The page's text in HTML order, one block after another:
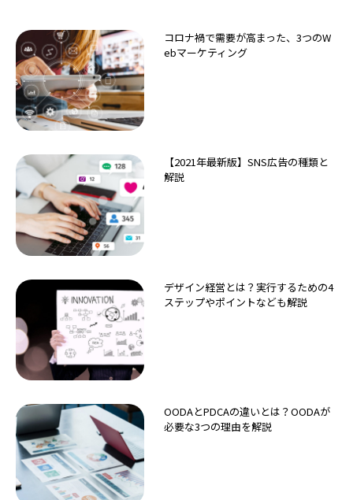
コロナ禍で需要が高まった、3つのW
ebマーケティング
【2021年最新版】SNS広告の種類と
解説
デザイン経営とは？実行するための4
ステップやポイントなども解説
OODAとPDCAの違いとは？OODAが
必要な3つの理由を解説